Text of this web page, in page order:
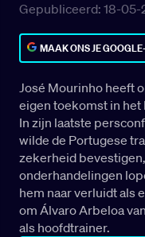
Gepubliceerd: 18-05-
MAAK ONS JE
José Mourinho heeft
eigen toekomst in
In zijn laatste
wilde de Portugese
zekerheid
onderhandelingen
hem naar verluidt als
om Álvaro Arbeloa
als hoofdtrainer.